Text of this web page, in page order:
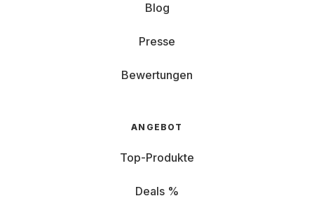
Blog
Presse
Bewertungen
ANGEBOT
Top-Produkte
Deals %